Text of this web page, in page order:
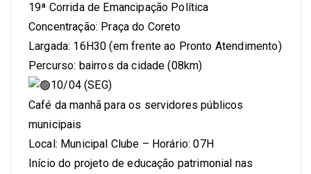
19ª Corrida de Emancipação Política
Concentração: Praça do Coreto
Largada: 16H30 (em frente ao Pronto Atendimento)
Percurso: bairros da cidade (08km)
10/04 (SEG)
Café da manhã para os servidores públicos
municipais
Local: Municipal Clube – Horário: 07H
Início do projeto de educação patrimonial nas